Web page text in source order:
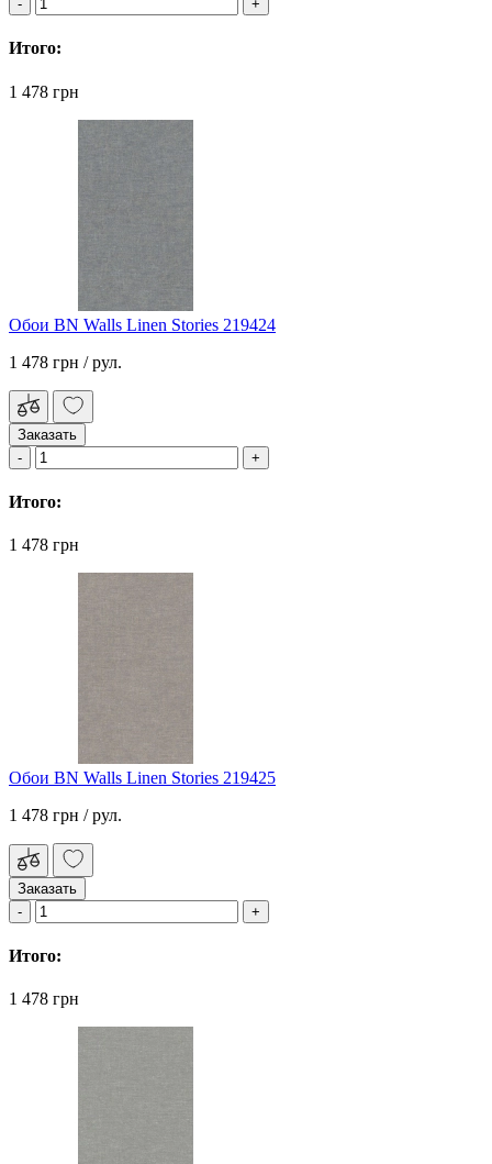
Итого:
1 478 грн
Обои BN Walls Linen Stories 219424
1 478 грн / рул.
Заказать
Итого:
1 478 грн
Обои BN Walls Linen Stories 219425
1 478 грн / рул.
Заказать
Итого:
1 478 грн